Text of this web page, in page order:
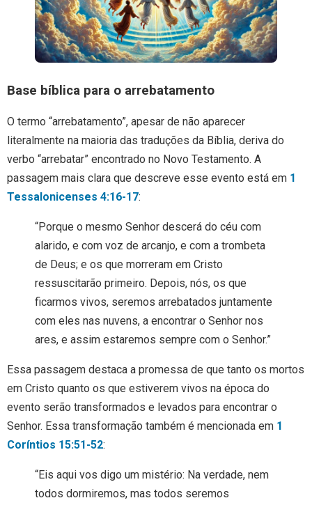
Base bíblica para o arrebatamento
O termo “arrebatamento”, apesar de não aparecer
literalmente na maioria das traduções da Bíblia, deriva do
verbo “arrebatar” encontrado no Novo Testamento. A
passagem mais clara que descreve esse evento está em 1
Tessalonicenses 4:16-17:
“Porque o mesmo Senhor descerá do céu com
alarido, e com voz de arcanjo, e com a trombeta
de Deus; e os que morreram em Cristo
ressuscitarão primeiro. Depois, nós, os que
ficarmos vivos, seremos arrebatados juntamente
com eles nas nuvens, a encontrar o Senhor nos
ares, e assim estaremos sempre com o Senhor.”
Essa passagem destaca a promessa de que tanto os mortos
em Cristo quanto os que estiverem vivos na época do
evento serão transformados e levados para encontrar o
Senhor. Essa transformação também é mencionada em 1
Coríntios 15:51-52:
“Eis aqui vos digo um mistério: Na verdade, nem
todos dormiremos, mas todos seremos